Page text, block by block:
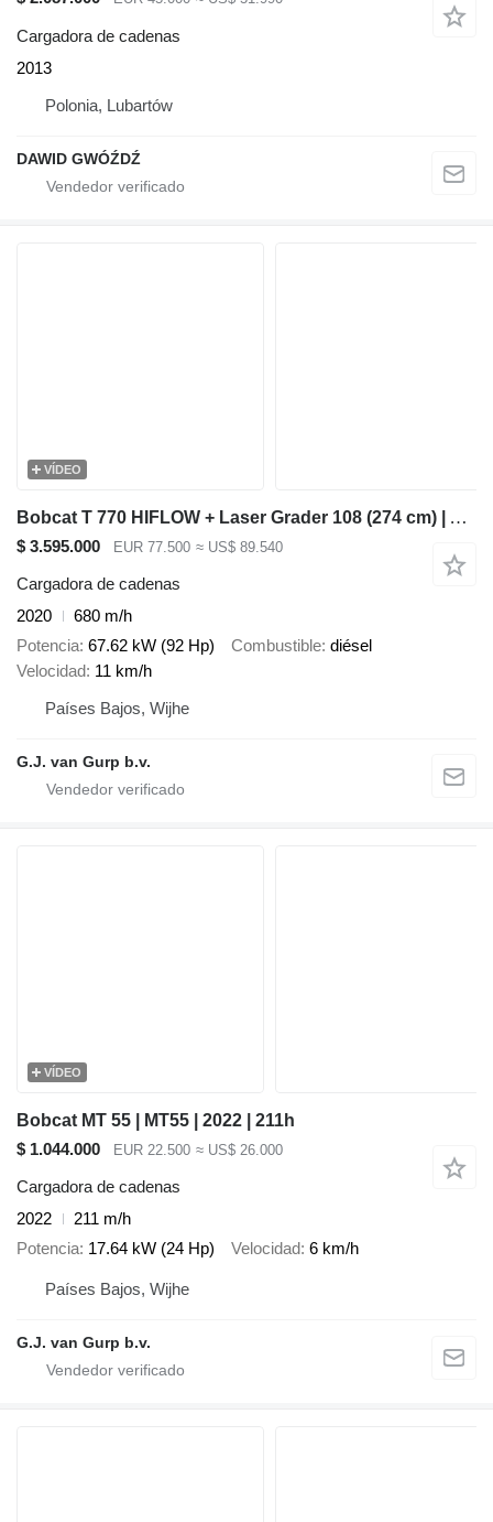
Cargadora de cadenas
2013
Polonia, Lubartów
DAWID GWÓŹDŹ
VÍDEO
Bobcat T 770 HIFLOW + Laser Grader 108 (274 cm) | A/C
$ 3.595.000 EUR 77.500 ≈ US$ 89.540
Cargadora de cadenas
2020
680 m/h
Potencia 67.62 kW (92 Hp) Combustible diésel
Velocidad 11 km/h
Países Bajos, Wijhe
G.J. van Gurp b.v.
VÍDEO
Bobcat MT 55 | MT55 | 2022 | 211h
$ 1.044.000
EUR 22.500 ≈ US$ 26.000
Cargadora de cadenas
2022
211 m/h
Potencia 17.64 kW (24 Hp) Velocidad 6 km/h
Países Bajos, Wijhe
G.J. van Gurp b.v.